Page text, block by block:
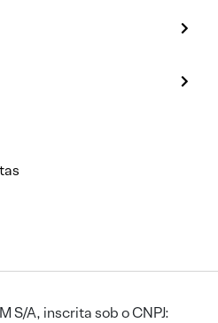
S/A, inscrita sob o CNPJ: